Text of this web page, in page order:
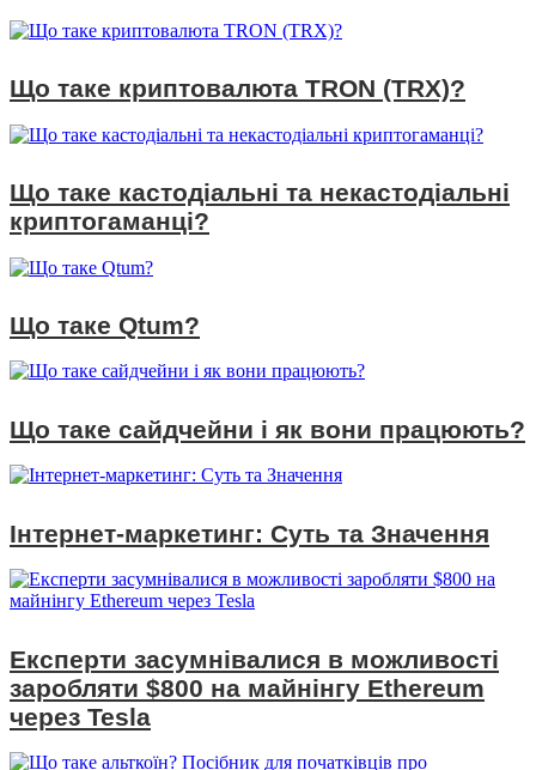
Що таке криптовалюта TRON (TRX)?
Що таке кастодіальні та некастодіальні
криптогаманці?
Що таке Qtum?
Що таке сайдчейни і як вони працюють?
Інтернет-маркетинг: Суть та Значення
Експерти засумнівалися в можливості
заробляти $800 на майнінгу Ethereum
через Tesla